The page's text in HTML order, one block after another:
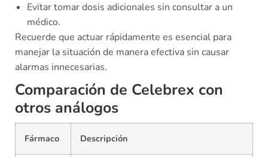
Evitar tomar dosis adicionales sin consultar a un
médico.
Recuerde que actuar rápidamente es esencial para
manejar la situación de manera efectiva sin causar
alarmas innecesarias.
Comparación de Celebrex con
otros análogos
Fármaco Descripción